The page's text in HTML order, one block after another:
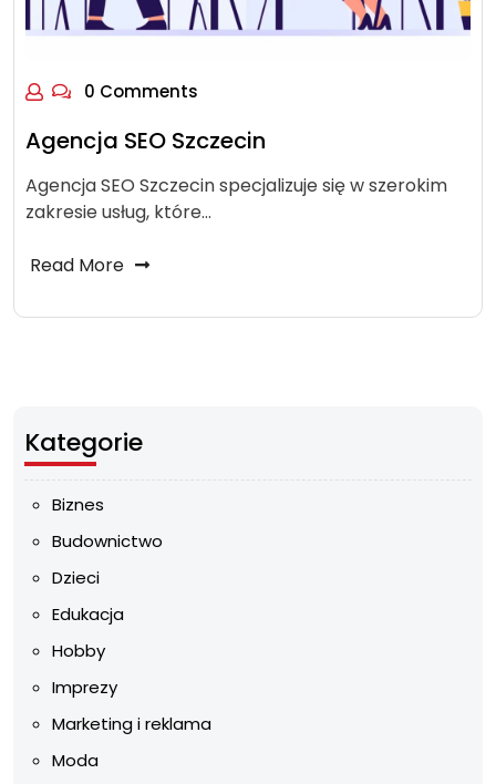
0 Comments
Agencja SEO Szczecin
Agencja SEO Szczecin specjalizuje się w szerokim
zakresie usług, które…
Read More
Kategorie
Biznes
Budownictwo
Dzieci
Edukacja
Hobby
Imprezy
Marketing i reklama
Moda